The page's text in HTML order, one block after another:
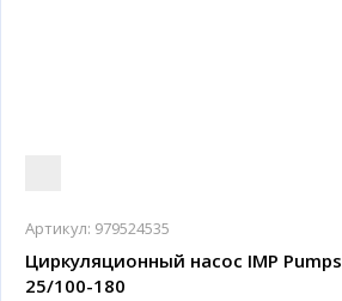
Артикул: 979524535
Циркуляционный насос IMP Pumps
25/100-180